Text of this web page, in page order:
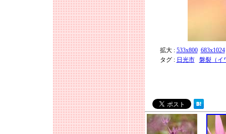
拡大 : 533x800 683x1024
タグ : 日光市 磐裂（イ